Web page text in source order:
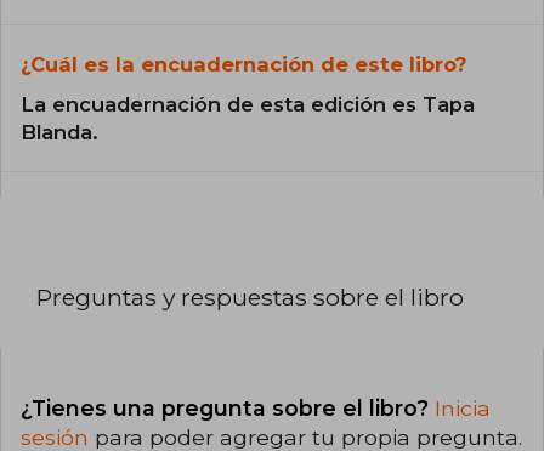
¿Cuál es la encuadernación de este libro?
La encuadernación de esta edición es Tapa
Blanda.
Preguntas y respuestas sobre el libro
¿Tienes una pregunta sobre el libro? Inicia
sesión para poder agregar tu propia pregunta.